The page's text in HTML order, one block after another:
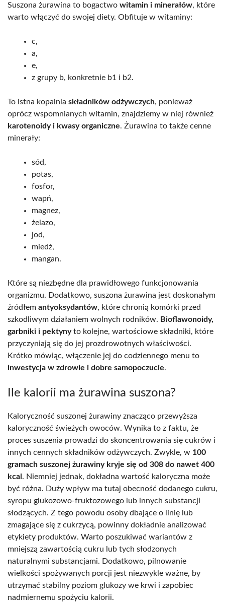
Suszona żurawina to bogactwo witamin i minerałów, które
warto włączyć do swojej diety. Obfituje w witaminy:
c,
a,
e,
z grupy b, konkretnie b1 i b2.
To istna kopalnia składników odżywczych, ponieważ
oprócz wspomnianych witamin, znajdziemy w niej również
karotenoidy i kwasy organiczne. Żurawina to także cenne
minerały:
sód,
potas,
fosfor,
wapń,
magnez,
żelazo,
jod,
miedź,
mangan.
Które są niezbędne dla prawidłowego funkcjonowania
organizmu. Dodatkowo, suszona żurawina jest doskonałym
źródłem antyoksydantów, które chronią komórki przed
szkodliwym działaniem wolnych rodników. Bioflawonoidy,
garbniki i pektynyto kolejne, wartościowe składniki, które
przyczyniają się do jej prozdrowotnych właściwości.
Krótko mówiąc, włączenie jej do codziennego menu to
inwestycja w zdrowie i dobre samopoczucie.
Ile kalorii ma żurawina suszona?
Kaloryczność suszonej żurawiny znacząco przewyższa
kaloryczność świeżych owoców. Wynika to z faktu, że
proces suszenia prowadzi do skoncentrowania się cukrów i
innych cennych składników odżywczych. Zwykle, w 100
gramach suszonej żurawiny kryje się od 308 do nawet 400
kcal . Niemniej jednak, dokładna wartość kaloryczna może
być różna. Duży wpływ ma tutaj obecność dodanego cukru,
syropu glukozowo-fruktozowego lub innych substancji
słodzących. Z tego powodu osoby dbające o linię lub
zmagające się z cukrzycą, powinny dokładnie analizować
etykiety produktów. Warto poszukiwać wariantów z
mniejszą zawartością cukru lub tych słodzonych
naturalnymi substancjami. Dodatkowo, pilnowanie
wielkości spożywanych porcji jest niezwykle ważne, by
utrzymać stabilny poziom glukozy we krwi i zapobiec
nadmiernemu spożyciu kalorii.